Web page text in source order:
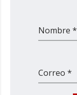
Nombre *
Correo *